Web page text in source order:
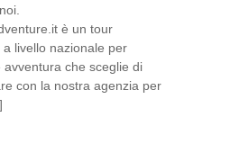
è un tour
livello nazionale per
avventura che sceglie di
con la nostra agenzia per